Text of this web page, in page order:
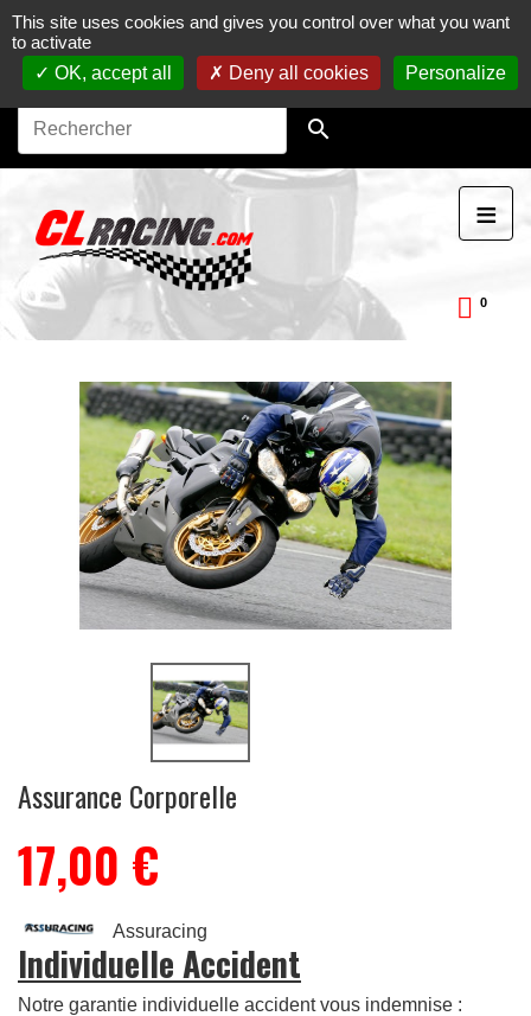
Journées, stages et baptêmes moto sur circuit.Vente en
ligne de pièces détachées moto.
préparation moto

≡
0
Assurance Corporelle
17,00 €
Assuracing
Individuelle Accident
Notre garantie individuelle accident vous indemnise :
This site uses cookies and gives you control over what you want
to activate
OK, accept all
Deny all cookies Personalize